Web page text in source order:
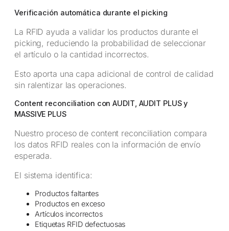
Verificación automática durante el picking
La RFID ayuda a validar los productos durante el
picking, reduciendo la probabilidad de seleccionar
el artículo o la cantidad incorrectos.
Esto aporta una capa adicional de control de calidad
sin ralentizar las operaciones.
Content reconciliation con AUDIT, AUDIT PLUS y
MASSIVE PLUS
Nuestro proceso de content reconciliation compara
los datos RFID reales con la información de envío
esperada.
El sistema identifica:
Productos faltantes
Productos en exceso
Artículos incorrectos
Etiquetas RFID defectuosas